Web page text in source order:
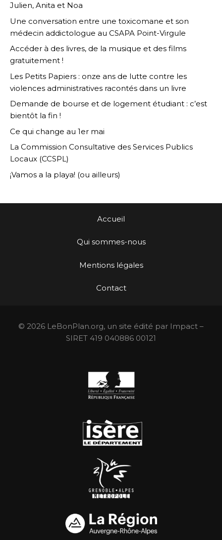
Julien, Anita et Noa
Une conversation entre une toxicomane et son
médecin addictologue au CSAPA Point-Virgule
Accéder à des livres, de la musique et des films
gratuitement !
Les Petits Papiers : onze ans de lutte contre les
violences administratives racontés dans un livre
Demande de bourse et de logement étudiant : c’est
bientôt la fin !
Ce qui change au 1er mai
La Commission Consultative des Services Publics
Locaux (CCSPL)
¡Vamos a la playa! (ou ailleurs)
Accueil
Qui sommes-nous
Mentions légales
Contact
© 2026 LeBonPlan.org, un site édité par Impact –
SIRET 419 040886 00121